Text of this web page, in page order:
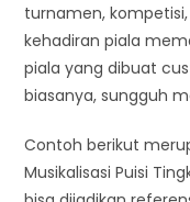
turnamen,
kehadiran piala
piala yang dibuat
biasanya, sungguh
Contoh berikut
Musikalisasi Puisi